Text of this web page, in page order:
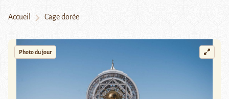
Accueil Cage dorée
Photo du jour